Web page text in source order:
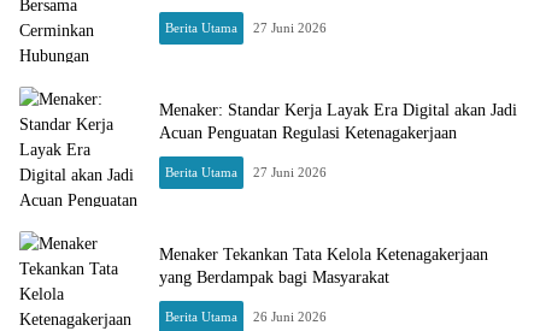
Berita Utama 27 Juni 2026
Menaker: Standar Kerja Layak Era Digital akan Jadi
Acuan Penguatan Regulasi Ketenagakerjaan
Berita Utama 27 Juni 2026
Menaker Tekankan Tata Kelola Ketenagakerjaan
yang Berdampak bagi Masyarakat
Berita Utama 26 Juni 2026